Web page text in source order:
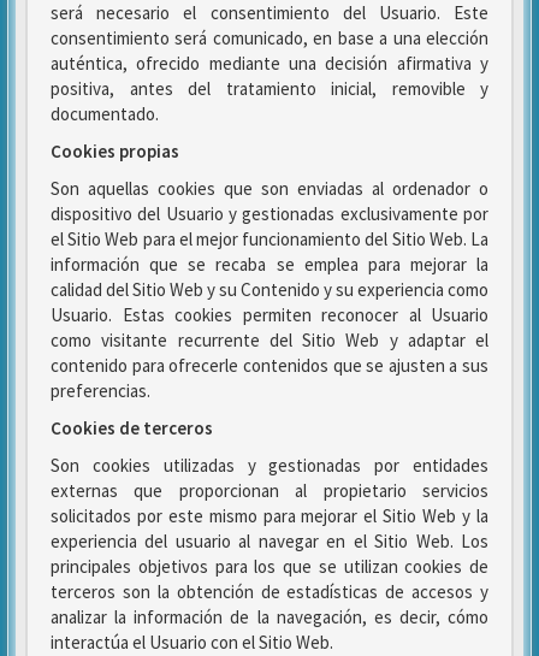
será necesario el consentimiento del Usuario. Este
consentimiento será comunicado, en base a una elección
auténtica, ofrecido mediante una decisión afirmativa y
positiva, antes del tratamiento inicial, removible y
documentado.
Cookies propias
Son aquellas cookies que son enviadas al ordenador o
dispositivo del Usuario y gestionadas exclusivamente por
el Sitio Web para el mejor funcionamiento del Sitio Web. La
información que se recaba se emplea para mejorar la
calidad del Sitio Web y su Contenido y su experiencia como
Usuario. Estas cookies permiten reconocer al Usuario
como visitante recurrente del Sitio Web y adaptar el
contenido para ofrecerle contenidos que se ajusten a sus
preferencias.
Cookies de terceros
Son cookies utilizadas y gestionadas por entidades
externas que proporcionan al propietario servicios
solicitados por este mismo para mejorar el Sitio Web y la
experiencia del usuario al navegar en el Sitio Web. Los
principales objetivos para los que se utilizan cookies de
terceros son la obtención de estadísticas de accesos y
analizar la información de la navegación, es decir, cómo
interactúa el Usuario con el Sitio Web.